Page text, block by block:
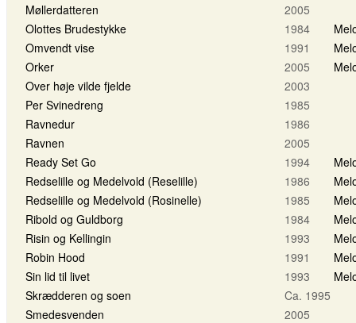
Møllerdatteren
2005
Olottes Brudestykke
1984
Omvendt vise
1991
Orker
2005
Over høje vilde fjelde
2003
Per Svinedreng
1985
Ravnedur
1986
Ravnen
2005
Ready Set Go
1994
Redselille og Medelvold (Reselille)
1986
Redselille og Medelvold (Rosinelle)
1985
Ribold og Guldborg
1984
Risin og Kellingin
1993
Robin Hood
1991
Sin lid til livet
1993
Skrædderen og soen
Ca. 1995
Smedesvenden
2005